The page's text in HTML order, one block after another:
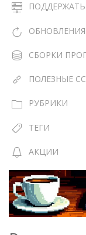
ОБНОВЛЕНИЯ
СБОРКИ
ПОЛЕЗНЫЕ
РУБРИКИ
ТЕГИ
АКЦИИ